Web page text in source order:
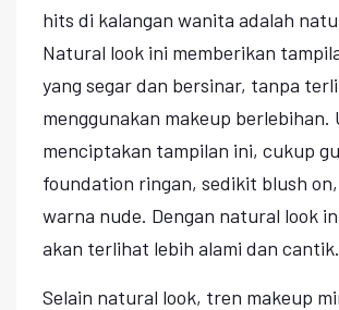
hits di kalangan wanita adalah
Natural look ini memberikan
yang segar dan bersinar, tanpa
menggunakan makeup berlebihan.
menciptakan tampilan ini, cukup
foundation ringan, sedikit blush
warna nude. Dengan natural look
akan terlihat lebih alami dan cantik.
Selain natural look, tren makeup